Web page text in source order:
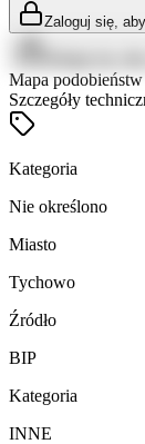
Zaloguj się,
Mapa podobieństw
Szczegóły
Kategoria
Nie określono
Miasto
Tychowo
Źródło
BIP
Kategoria
INNE